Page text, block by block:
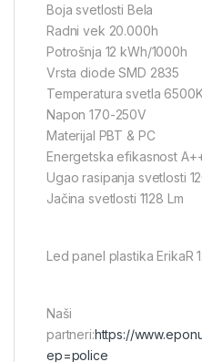
Boja svetlosti Bela
Radni vek 20.000h
Potrošnja 12 kWh/1000h
Vrsta diode SMD 2835
Temperatura svetla
Napon 170-250V
Materijal PBT & PC
Energetska efikasnost
Ugao rasipanja svetlosti
Jačina svetlosti 1128 Lm
Led panel plastika ErikaR
Naši
partneri:https://
ep=police